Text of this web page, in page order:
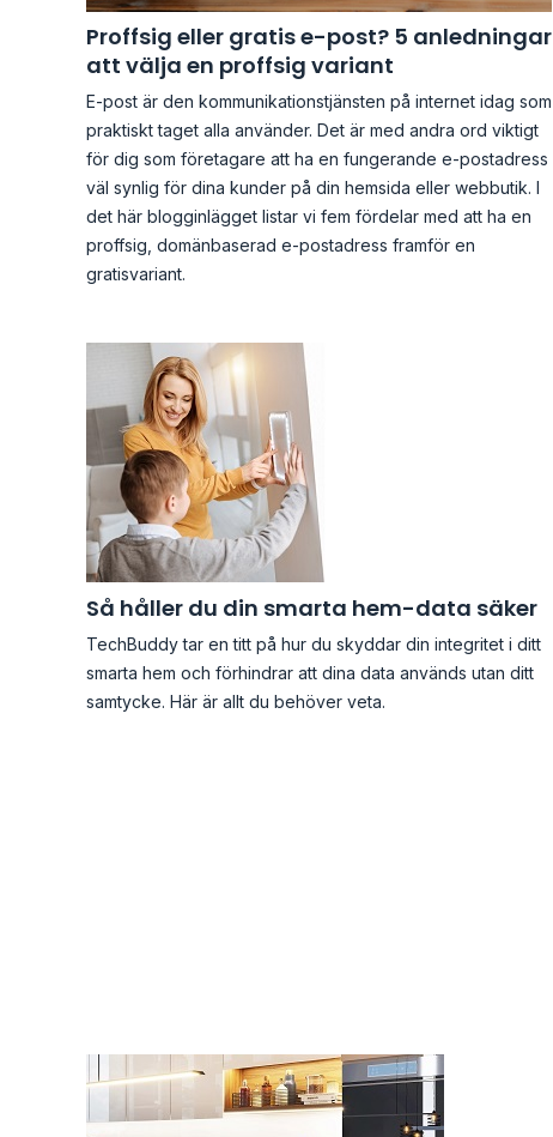
Proffsig eller gratis e-post? 5 anledningar
att välja en proffsig variant
E-post är den kommunikationstjänsten på internet idag som
praktiskt taget alla använder. Det är med andra ord viktigt
för dig som företagare att ha en fungerande e-postadress
väl synlig för dina kunder på din hemsida eller webbutik. I
det här blogginlägget listar vi fem fördelar med att ha en
proffsig, domänbaserad e-postadress framför en
gratisvariant.
Så håller du din smarta hem-data säker
TechBuddy tar en titt på hur du skyddar din integritet i ditt
smarta hem och förhindrar att dina data används utan ditt
samtycke. Här är allt du behöver veta.